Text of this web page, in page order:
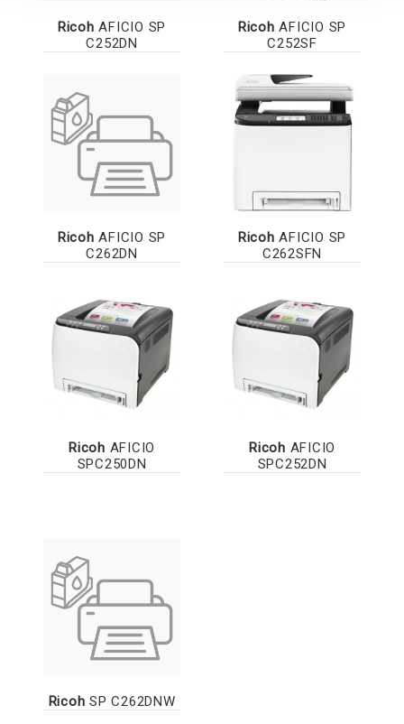
Ricoh AFICIO SP
C252DN
Ricoh AFICIO SP
C252SF
Ricoh AFICIO SP
C262DN
Ricoh AFICIO SP
C262SFN
Ricoh AFICIO
SPC250DN
Ricoh AFICIO
SPC252DN
Ricoh SP C262DNW